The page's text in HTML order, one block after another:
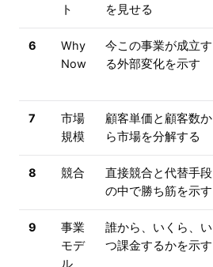
ト
を見せる
6
Why
Now
今この事業が成立す
る外部変化を示す
7
市場
規模
顧客単価と顧客数か
ら市場を分解する
8 競合
直接競合と代替手段
の中で勝ち筋を示す
9
事業
モデ
ル
誰から、いくら、い
つ課金するかを示す